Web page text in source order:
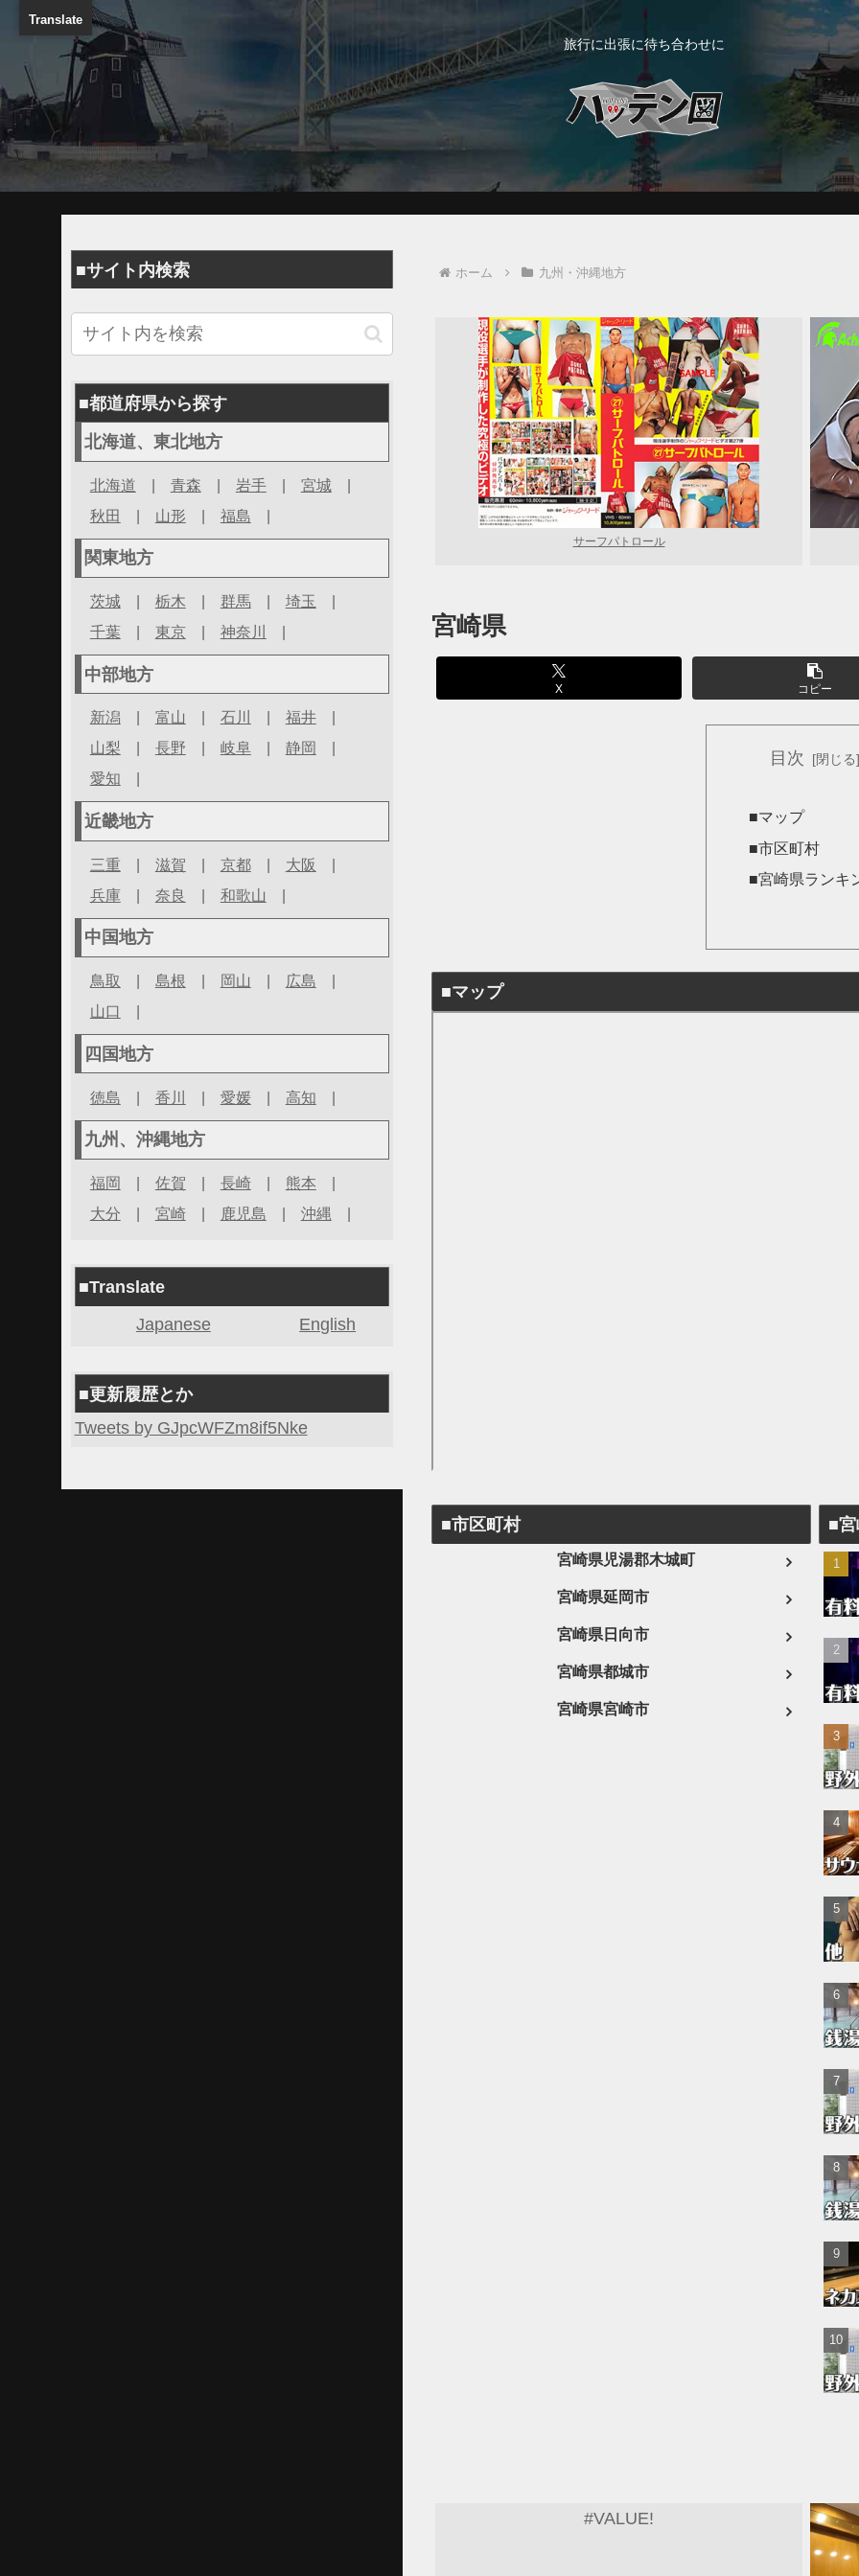
旅行に出張に待ち合わせに
ホーム 九州・沖縄地方
サーフパトロール
宮崎県
X コピー
目次
■マップ
■市区町村
■宮崎県ランキ
■マップ
■市区町村
宮崎県児湯郡木城町
宮崎県延岡市
宮崎県日向市
宮崎県都城市
宮崎県宮崎市
■
#VALUE!
■サイト内検索
■都道府県から探す
北海道、東北地方
北海道 | 青森 | 岩手| 宮城|
秋田 | 山形 | 福島 |
関東地方
茨城| 栃木 | 群馬 | 埼玉 |
千葉| 東京| 神奈川 |
中部地方
新潟 富山 石川 福井|
山梨
長野 岐阜| 静岡
愛知
近畿地方
三重 | 滋賀 | 京都| 大阪 |
兵庫| 奈良 | 和歌山 |
中国地方
鳥取 | 島根 | 岡山 | 広島 |
山口 |
四国地方
徳島 | 香川 | 愛媛| 高知 |
九州、沖縄地方
福岡 | 佐賀 | 長崎| 熊本 |
大分 | 宮崎| 鹿児島 | 沖縄 |
■Translate
Japanese
English
■更新履歴とか
Tweets by GJpcWFZm8if5Nke
Translate